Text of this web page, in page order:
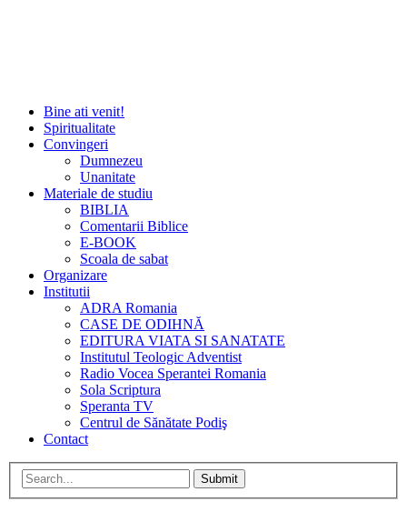
Bine ati venit!
Spiritualitate
Convingeri
Dumnezeu
Unanitate
Materiale de studiu
BIBLIA
Comentarii Biblice
E-BOOK
Scoala de sabat
Organizare
Institutii
ADRA Romania
CASE DE ODIHNĂ
EDITURA VIATA SI SANATATE
Institutul Teologic Adventist
Radio Vocea Sperantei Romania
Sola Scriptura
Speranta TV
Centrul de Sănătate Podiş
Contact
Submit